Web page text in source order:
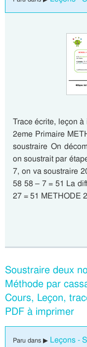
Trace écrite, leçon
2eme Primaire
soustraire On
on soustrait par
7, on va soustraire
58 58 – 7 = 51 La
27 = 51 METHODE
Soustraire deux
Méthode par
Cours, Leçon,
PDF à imprimer
Paru dans ▶ Leçons -